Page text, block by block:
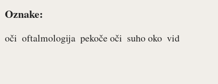
Oznake:
oči oftalmologija pekoče oči suho oko vid